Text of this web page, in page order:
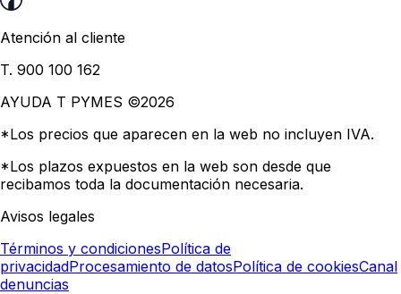
Atención al cliente
T. 900 100 162
AYUDA T PYMES ©2026
*Los precios que aparecen en la web no incluyen IVA.
*Los plazos expuestos en la web son desde que
recibamos toda la documentación necesaria.
Avisos legales
Términos y condicionesPolítica de
privacidadProcesamiento de datosPolítica de cookiesCanal
denuncias